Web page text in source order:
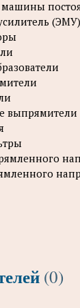
машины
(ЭМУ)
выпрямители
(0)